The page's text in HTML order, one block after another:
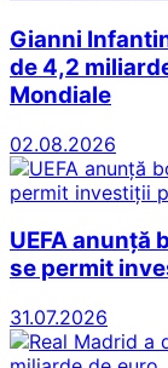
Gianni
de 4,2
Mondiale
02.08.2026
UEFA anunță
se permit
31.07.2026